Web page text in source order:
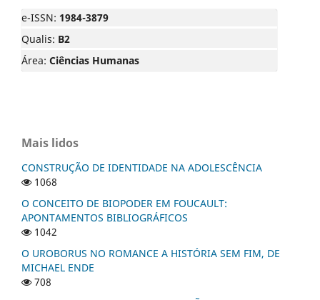
e-ISSN: 1984-3879
Qualis: B2
Área: Ciências Humanas
Mais lidos
CONSTRUÇÃO DE IDENTIDADE NA ADOLESCÊNCIA
1068
O CONCEITO DE BIOPODER EM FOUCAULT:
APONTAMENTOS BIBLIOGRÁFICOS
1042
O UROBORUS NO ROMANCE A HISTÓRIA SEM FIM, DE
MICHAEL ENDE
708